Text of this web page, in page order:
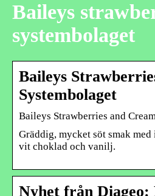
Baileys
systembolaget
Baileys
Systembolaget
Baileys Strawberries and
Gräddig, mycket söt smak
vit choklad och vanilj.
Nyhet från Diageo: